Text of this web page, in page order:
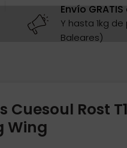
Envío
Y hasta 1kg
Baleares)
Rost
Wing